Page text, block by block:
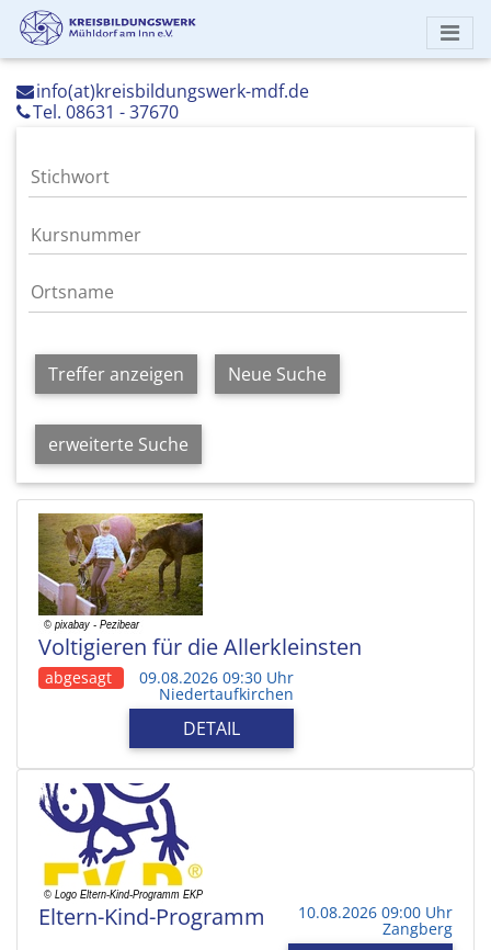
info(at)kreisbildungswerk-mdf.de
Tel. 08631 - 37670
Treffer anzeigen Neue Suche
erweiterte Suche
Voltigieren für die Allerkleinsten
abgesagt 09.08.2026 09:30 Uhr
Niedertaufkirchen
DETAIL
Eltern-Kind-Programm 10.08.2026 09:00 Uhr
Zangberg